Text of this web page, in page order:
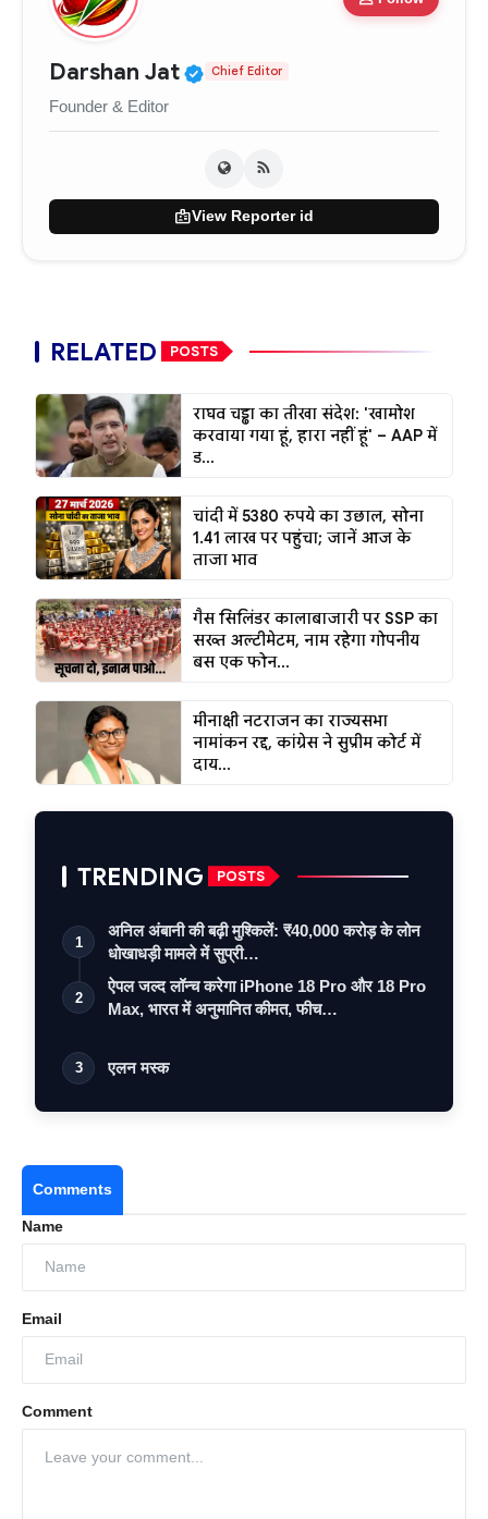
Darshan Jat Verified Public Figure •
Chief Editor
Founder & Editor
badgeView Reporter id
RELATED POSTS
राघव चड्ढा का तीखा संदेश: 'खामोश
करवाया गया हूं, हारा नहीं हूं' – AAP में
ड...
चांदी में 5380 रुपये का उछाल, सोना
1.41 लाख पर पहुंचा; जानें आज के
ताजा भाव
गैस सिलिंडर कालाबाजारी पर SSP का
सख्त अल्टीमेटम, नाम रहेगा गोपनीय
बस एक फोन...
मीनाक्षी नटराजन का राज्यसभा
नामांकन रद्द, कांग्रेस ने सुप्रीम कोर्ट में
दाय...
TRENDING POSTS
1
अनिल अंबानी की बढ़ी मुश्किलें: ₹40,000 करोड़ के लोन
धोखाधड़ी मामले में सुप्री…
2
ऐपल जल्द लॉन्च करेगा iPhone 18 Pro और 18 Pro
Max, भारत में अनुमानित कीमत, फीच…
3 एलन मस्क
Comments
Name
Email
Comment